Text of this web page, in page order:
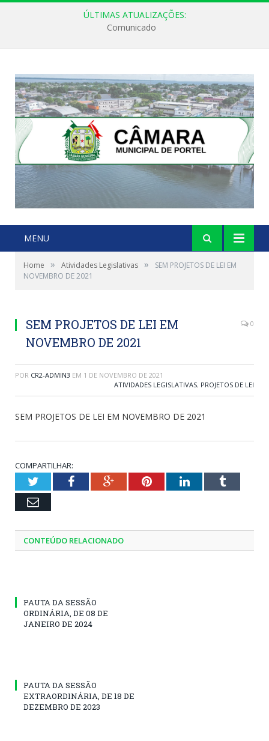
ÚLTIMAS ATUALIZAÇÕES:
Comunicado
MENU
Home » Atividades Legislativas »
SEM PROJETOS DE LEI EM
NOVEMBRO DE 2021
SEM PROJETOS DE LEI EM
NOVEMBRO DE 2021
0
POR CR2-ADMIN3 EM 1 DE NOVEMBRO DE 2021
ATIVIDADES LEGISLATIVAS, PROJETOS DE LEI
SEM PROJETOS DE LEI EM NOVEMBRO DE 2021
COMPARTILHAR:
TwitterFacebookGoogle+PinterestLinkedInTumblr
Email
CONTEÚDO RELACIONADO
PAUTA DA SESSÃO
ORDINÁRIA, DE 08 DE
JANEIRO DE 2024
PAUTA DA SESSÃO
EXTRAORDINÁRIA, DE 18 DE
DEZEMBRO DE 2023